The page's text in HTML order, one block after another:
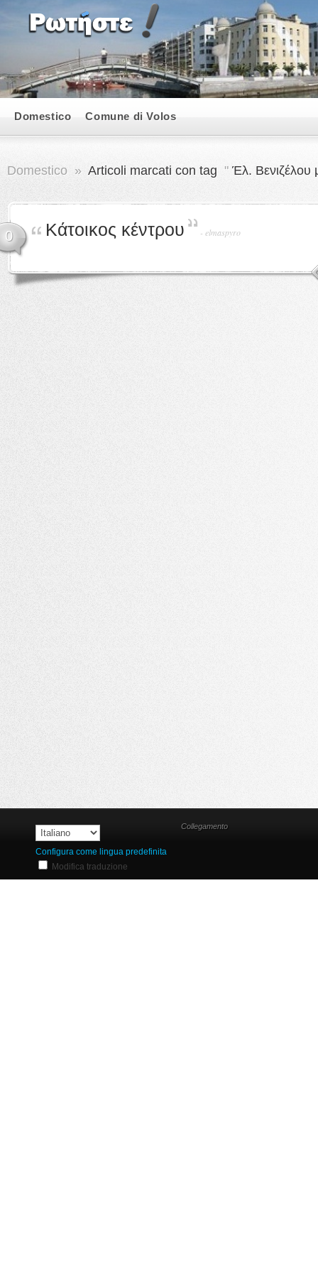
Domestico Comune di Volos
Domestico » Articoli marcati con tag " Έλ. Βενιζέλου
0 Κάτοικος κέντρου - elmaspyro
Configura come lingua predefinita
Modifica traduzione
Collegamento